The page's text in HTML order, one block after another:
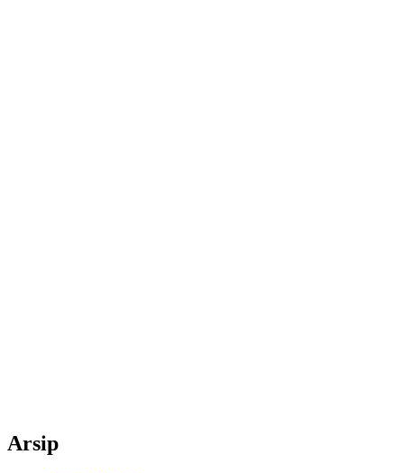
Arsip